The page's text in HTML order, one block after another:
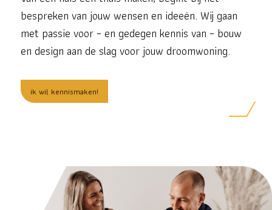
bespreken van jouw wensen en ideeën. Wij gaan
met passie voor – en gedegen kennis van – bouw
en design aan de slag voor jouw droomwoning.
ik wil kennismaken!